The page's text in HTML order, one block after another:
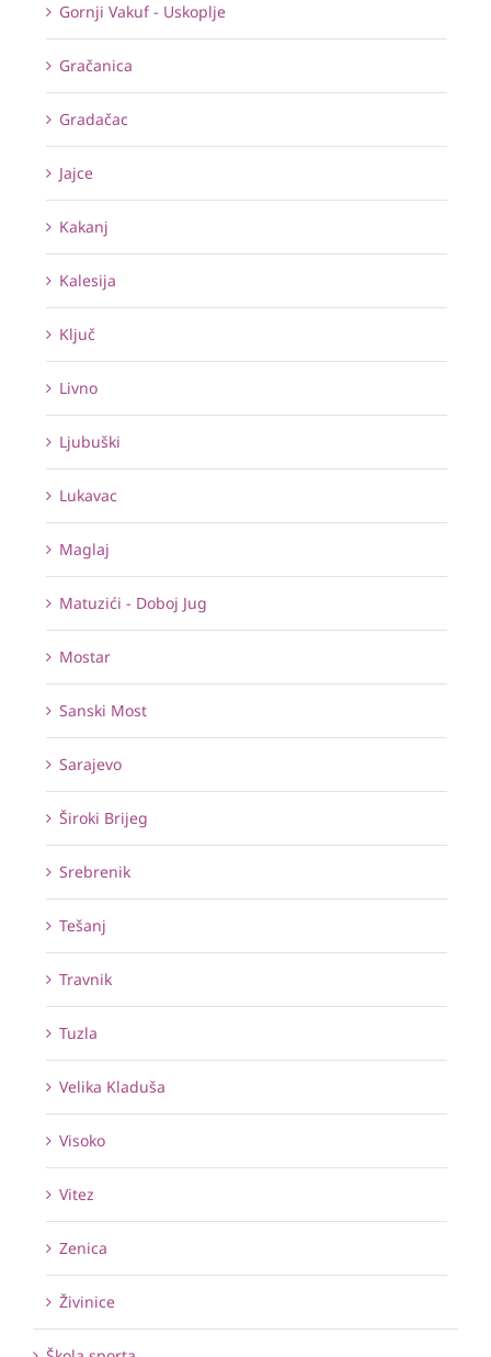
Gornji Vakuf - Uskoplje
Gračanica
Gradačac
Jajce
Kakanj
Kalesija
Ključ
Livno
Ljubuški
Lukavac
Maglaj
Matuzići - Doboj Jug
Mostar
Sanski Most
Sarajevo
Široki Brijeg
Srebrenik
Tešanj
Travnik
Tuzla
Velika Kladuša
Visoko
Vitez
Zenica
Živinice